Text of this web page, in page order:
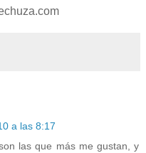
a las 8:17
las que más me gustan, y